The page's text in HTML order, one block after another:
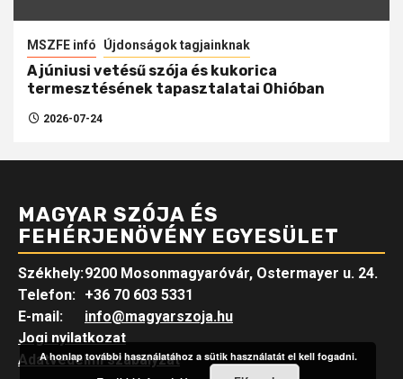
MSZFE infó Újdonságok tagjainknak
A júniusi vetésű szója és kukorica
termesztésének tapasztalatai Ohióban
2026-07-24
MAGYAR SZÓJA ÉS
FEHÉRJENÖVÉNY EGYESÜLET
Székhely:9200 Mosonmagyaróvár, Ostermayer u. 24.
Telefon: +36 70 603 5331
E-mail:
info@magyarszoja.hu
Jogi nyilatkozat
Adatvédelmi szabályzat
A honlap további használatához a sütik használatát el kell fogadni.